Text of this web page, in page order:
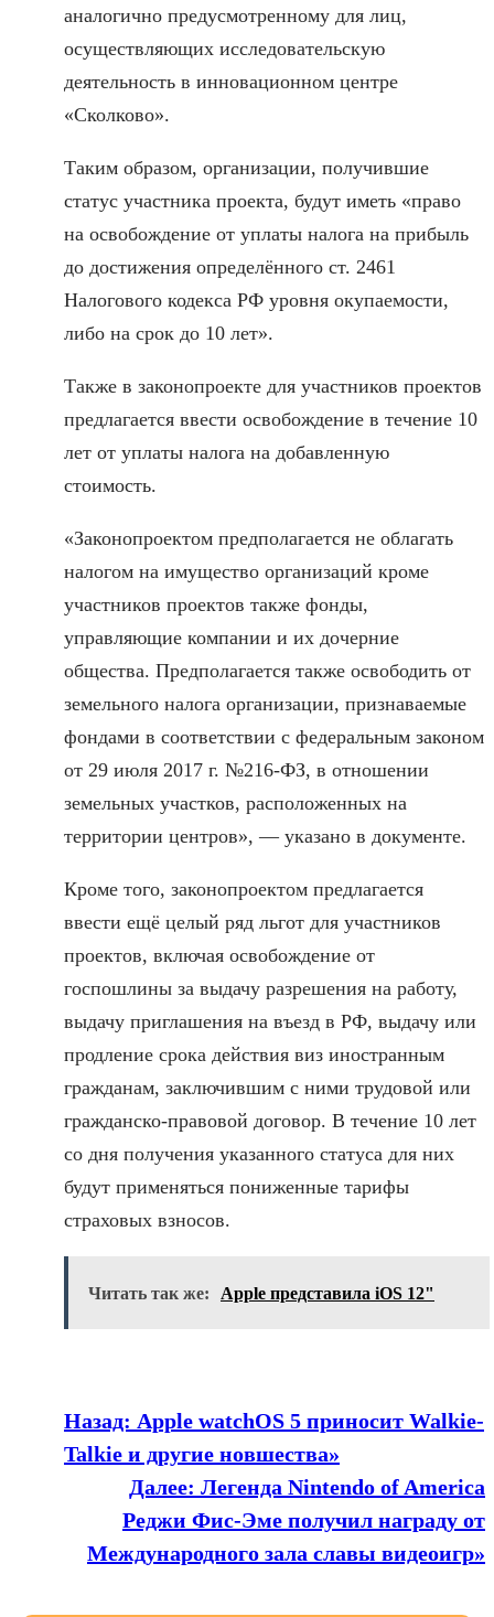
аналогично предусмотренному для лиц,
осуществляющих исследовательскую
деятельность в инновационном центре
«Сколково».
Таким образом, организации, получившие
статус участника проекта, будут иметь «право
на освобождение от уплаты налога на прибыль
до достижения определённого ст. 2461
Налогового кодекса РФ уровня окупаемости,
либо на срок до 10 лет».
Также в законопроекте для участников проектов
предлагается ввести освобождение в течение 10
лет от уплаты налога на добавленную
стоимость.
«Законопроектом предполагается не облагать
налогом на имущество организаций кроме
участников проектов также фонды,
управляющие компании и их дочерние
общества. Предполагается также освободить от
земельного налога организации, признаваемые
фондами в соответствии с федеральным законом
от 29 июля 2017 г. №216-ФЗ, в отношении
земельных участков, расположенных на
территории центров», — указано в документе.
Кроме того, законопроектом предлагается
ввести ещё целый ряд льгот для участников
проектов, включая освобождение от
госпошлины за выдачу разрешения на работу,
выдачу приглашения на въезд в РФ, выдачу или
продление срока действия виз иностранным
гражданам, заключившим с ними трудовой или
гражданско-правовой договор. В течение 10 лет
со дня получения указанного статуса для них
будут применяться пониженные тарифы
страховых взносов.
Читать так же: Apple представила iOS 12"
Назад: Apple watchOS 5 приносит Walkie-
Talkie и другие новшества»
Далее: Легенда Nintendo of America
Реджи Фис-Эме получил награду от
Международного зала славы видеоигр»